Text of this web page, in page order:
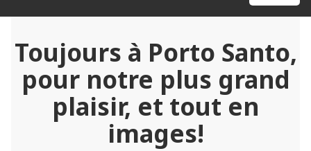
Toujours à Porto Santo,
pour notre plus grand
plaisir, et tout en
images!